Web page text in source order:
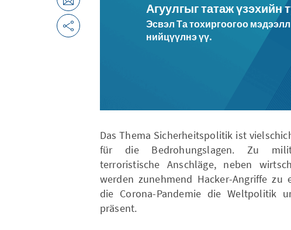
Агуулгыг татаж үзэхийн
Эсвэл Та тохиргоогоо
нийцүүлнэ үү.
Das Thema Sicherheitspolitik ist
für die Bedrohungslagen. Zu
terroristische Anschläge, neben
werden zunehmend Hacker-Angriffe zu
die Corona-Pandemie die Weltpolitik
präsent.